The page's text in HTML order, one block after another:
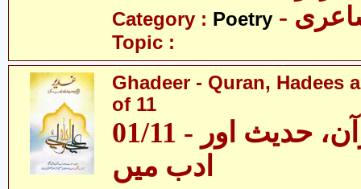
Category : Poetry
Topic :
Ghadeer - Quran, Hadees
of 11
01/11 - غدیر - قرآن، حدیث اور
ادب میں